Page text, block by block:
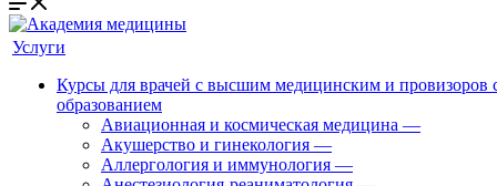
Услуги
Курсы для врачей с высшим медицинским и
образованием
Авиационная и космическая медицина —
Акушерство и гинекология —
Аллергология и иммунология —